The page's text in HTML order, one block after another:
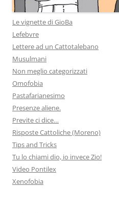
Le vignette di GioBa
Lefebvre
Lettere ad un Cattotalebano
Musulmani
Non meglio categorizzati
Omofobia
Pastafarianesimo
Presenze aliene.
Previte ci dice…
Risposte Cattoliche (Moreno)
Tips and Tricks
Tu lo chiami dio, io invece Zio!
Video Pontilex
Xenofobia